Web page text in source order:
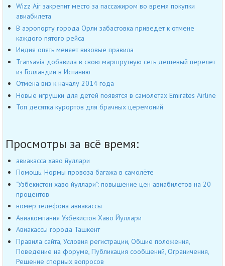
Wizz Air закрепит место за пассажиром во время покупки
авиабилета
В аэропорту города Орли забастовка приведет к отмене
каждого пятого рейса
Индия опять меняет визовые правила
Transavia добавила в свою маршрутную сеть дешевый перелет
из Голландии в Испанию
Отмена виз к началу 2014 года
Новые игрушки для детей появятся в самолетах Emirates Airline
Топ десятка курортов для брачных церемоний
Просмотры за всё время:
авиакасса хаво йуллари
Помощь. Нормы провоза багажа в самолёте
"Узбекистон хаво йуллари": повышение цен авиабилетов на 20
процентов
номер телефона авиакассы
Авиакомпания Узбекистон Хаво Йуллари
Авиакассы города Ташкент
Правила сайта, Условия регистрации, Общие положения,
Поведение на форуме, Публикация сообщений, Ограничения,
Решение спорных вопросов